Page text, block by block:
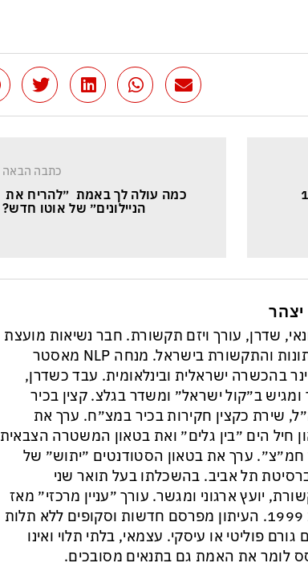
כתבה הבאה
כמה עולה לך באמת  ״להריח את
הניילונים״ של אוטו חדש?
יצהר
שדרן, עורך ויזם תקשורת. חבר נשיאות מועצת
העיתונות והתקשורת בישראל. מנחה NLP מאסטר
בהכשרה ישראלית ובינלאומית. עבד כשדרן,
ומגיש ב״קול ישראל״ ומשדר בגלצ. קצין בכיר
שירת כקצין חקירות בכיר במצ״ח. ערך את
חיל הים ״בין גלים״ ואת בטאון המשטרה הצבאית
ערך את בטאון הסטודנטים ״יתוש״ של
תל אביב. בהשכלתו בעל תואר שני
יועץ ארגוני ומגשר. עורך ״עניין מרכזי״ מאז
שנת 1999. העיתון מפרסם חדשות וסקופים ללא תלות
גורם פוליטי או עיסקי. עצמאי, בלתי תלוי ואינו
לומר את האמת גם בתנאים מסובכים.